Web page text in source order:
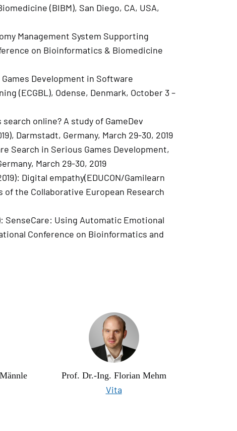
(BIBM), San Diego, CA, USA,
Management System Supporting
on Bioinformatics & Biomedicine
Development in Software
(ECGBL), Odense, Denmark, October 3 –
online? A study of GameDev
Darmstadt, Germany, March 29-30, 2019
Search in Serious Games Development,
March 29-30, 2019
Digital empathy(EDUCON/Gamilearn
of the Collaborative European Research
SenseCare: Using Automatic Emotional
Conference on Bioinformatics and
Prof. Dr.-Ing. Florian Mehm
Vita